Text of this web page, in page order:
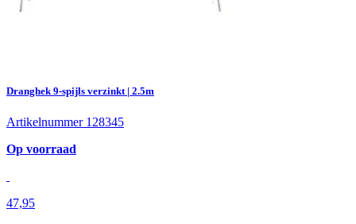
Dranghek 9-spijls verzinkt | 2.5m
Artikelnummer 128345
Op voorraad
47,95